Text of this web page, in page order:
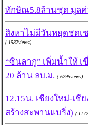
ทักษิณ5.8ล้านชุด มูลค่
สิงหาไม่มีวันหยุดชดเ
( 1587views)
“ซินลากู” เพิ่มน้ำให้
20 ล้าน ลบ.ม. ( 6295views)
12.15น. เชียงใหม่-เชี
สร้างสะพานแบริ่ง) (